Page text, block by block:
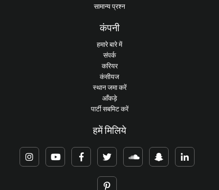
सामान्य प्रश्न
कंपनी
हमारे बारे में
संपर्क
करियर
कंसीयज
स्थान जमा करें
आँकड़े
पार्टी सबमिट करें
हमें मिलिये